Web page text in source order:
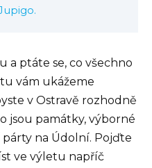
a ptáte se, co všechno
vám ukážeme
v Ostravě rozhodně
jsou památky, výborné
na Údolní. Pojďte
ve výletu napříč